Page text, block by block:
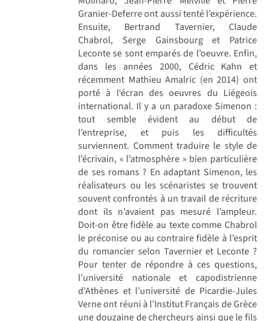
Granier-Deferre ont aussi tenté l’expérience.
Ensuite, Bertrand Tavernier, Claude
Chabrol, Serge Gainsbourg et Patrice
Leconte se sont emparés de l’oeuvre. Enfin,
dans les années 2000, Cédric Kahn et
récemment Mathieu Amalric (en 2014) ont
porté à l‘écran des oeuvres du Liégeois
international. Il y a un paradoxe Simenon :
tout semble évident au début de
l’entreprise, et puis les difficultés
surviennent. Comment traduire le style de
l’écrivain, « l’atmosphère » bien particulière
de ses romans ? En adaptant Simenon, les
réalisateurs ou les scénaristes se trouvent
souvent confrontés à un travail de récriture
dont ils n’avaient pas mesuré l’ampleur.
Doit-on être fidèle au texte comme Chabrol
le préconise ou au contraire fidèle à l’esprit
du romancier selon Tavernier et Leconte ?
Pour tenter de répondre à ces questions,
l’université nationale et capodistrienne
d’Athènes et l’université de Picardie-Jules
Verne ont réuni à l’Institut Français de Grèce
une douzaine de chercheurs ainsi que le fils